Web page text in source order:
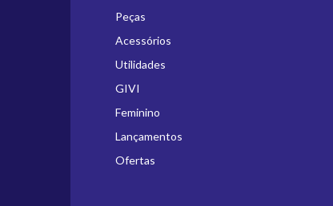
Peças
Acessórios
Utilidades
GIVI
Feminino
Lançamentos
Ofertas